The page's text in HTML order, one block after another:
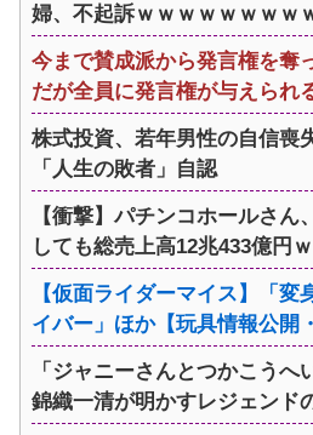
婦、不起訴ｗｗｗｗｗｗｗｗ
今まで賛成派から発言権を奪
だが全員に発言権が与えられ
株式投資、若年男性の自信喪
「人生の敗者」自認
【衝撃】パチンコホールさん
しても総売上高12兆433億円
【仮面ライダーマイス】「変
イバー」ほか【玩具情報公開
「ジャニーさんとつかこうへ
錦織一清が明かすレジェンド